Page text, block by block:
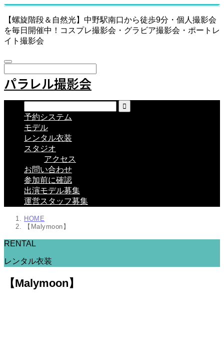
【螺旋階段＆自然光】中野駅南口から徒歩9分・個人撮影会
を毎日開催中！コスプレ撮影会・グラビア撮影会・ポートレ
イト撮影会
パラレル撮影会
予約システム
モデル
レンタル衣装
スタジオ
アクセス
お問い合わせ
参加前に確認
出演モデル募集
運営スタッフ募集
HOME
【Malymoon】
RENTAL
レンタル衣装
【Malymoon】